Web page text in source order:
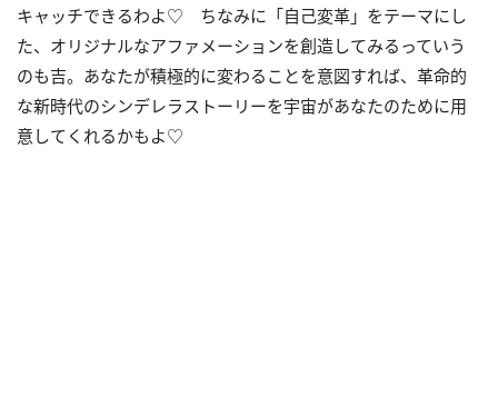
キャッチできるわよ♡ ちなみに「自己変革」をテーマにし
た、オリジナルなアファメーションを創造してみるっていう
のも吉。あなたが積極的に変わることを意図すれば、革命的
な新時代のシンデレラストーリーを宇宙があなたのために用
意してくれるかもよ♡